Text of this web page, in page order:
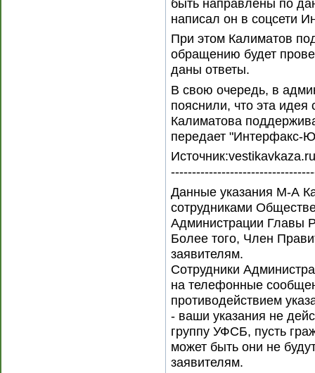
быть направлены по
написал он в соцсети
При этом Калиматов
обращению будет
даны ответы.
В свою очередь, в
пояснили, что эта
Калиматова
передает "Интерфакс-
Источник:vestikavkaza.ru
Данные указания М-А
сотрудниками
Администрации Главы
Более того, Член
заявителям.
Сотрудники
на телефонные
противодействием
- ваши указания не
группу УФСБ, пусть
может быть они не
заявителям.